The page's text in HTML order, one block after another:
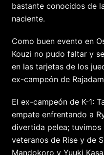
bastante conocidos de
naciente.
Como buen evento en
Kouzi no pudo faltar y
en las tarjetas de los
ex-campeón de
El ex-campeón de K-1:
empate enfrentando a
divertida pelea;
veteranos de Rise y de
Mandokoro y Yuuki